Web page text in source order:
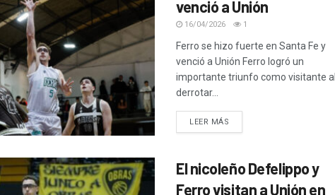
venció a Unión
16/04/2026 1
Ferro se hizo fuerte en Santa Fe y
venció a Unión Ferro logró un
importante triunfo como visitante al
derrotar...
LEER MÁS
El nicoleño Defelippo y
Ferro visitan a Unión en